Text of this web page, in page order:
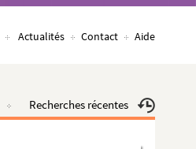
Actualités Contact Aide
Recherches récentes